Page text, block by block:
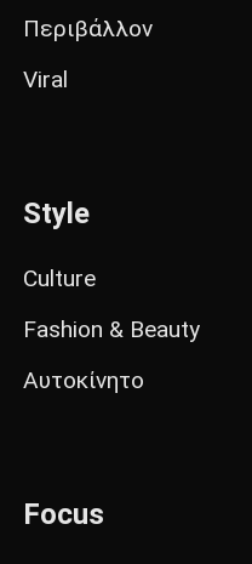
Περιβάλλον
Viral
Style
Culture
Fashion & Beauty
Αυτοκίνητο
Focus